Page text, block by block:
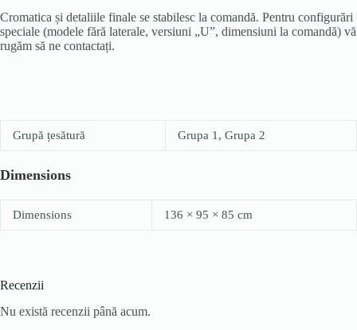
Cromatica și detaliile finale se stabilesc la comandă. Pentru configurări
speciale (modele fără laterale, versiuni „U”, dimensiuni la comandă) vă
rugăm să ne contactați.
Grupă țesătură Grupa 1, Grupa 2
Dimensions
Dimensions 136 × 95 × 85 cm
Recenzii
Nu există recenzii până acum.